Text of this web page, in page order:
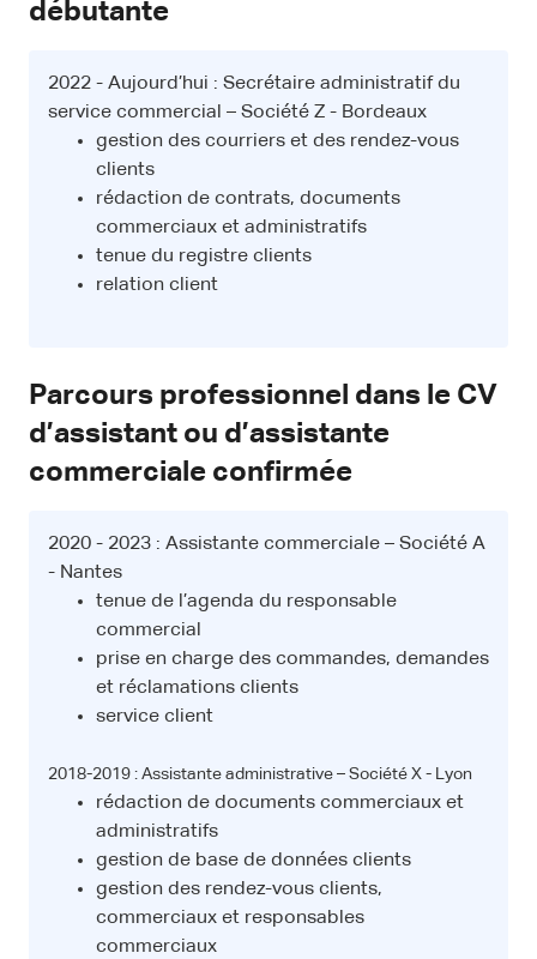
débutante
2022 - Aujourd’hui : Secrétaire administratif du
service commercial – Société Z - Bordeaux
gestion des courriers et des rendez-vous
clients
rédaction de contrats, documents
commerciaux et administratifs
tenue du registre clients
relation client
Parcours professionnel dans le CV
d’assistant ou d’assistante
commerciale confirmée
2020 - 2023 : Assistante commerciale – Société A
- Nantes
tenue de l’agenda du responsable
commercial
prise en charge des commandes, demandes
et réclamations clients
service client
2018-2019 : Assistante administrative – Société X - Lyon
rédaction de documents commerciaux et
administratifs
gestion de base de données clients
gestion des rendez-vous clients,
commerciaux et responsables
commerciaux